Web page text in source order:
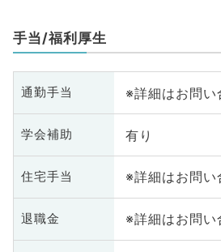
手当/福利厚生
通勤手当 ※詳細はお問い
学会補助 有り
住宅手当 ※詳細はお問い
退職金 ※詳細はお問い